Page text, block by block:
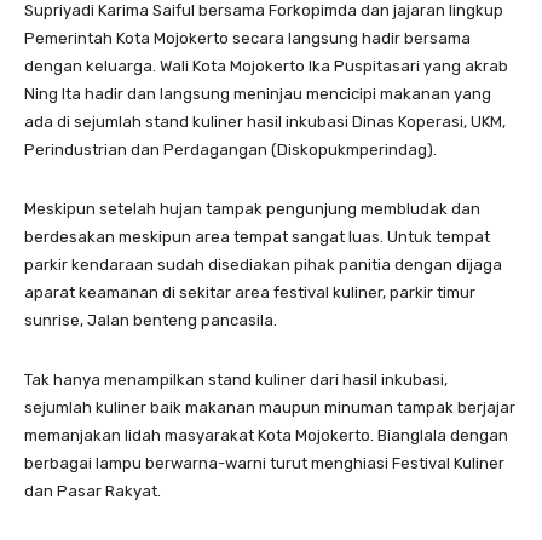
Supriyadi Karima Saiful bersama Forkopimda dan jajaran lingkup
Pemerintah Kota Mojokerto secara langsung hadir bersama
dengan keluarga. Wali Kota Mojokerto Ika Puspitasari yang akrab
Ning Ita hadir dan langsung meninjau mencicipi makanan yang
ada di sejumlah stand kuliner hasil inkubasi Dinas Koperasi, UKM,
Perindustrian dan Perdagangan (Diskopukmperindag).
Meskipun setelah hujan tampak pengunjung membludak dan
berdesakan meskipun area tempat sangat luas. Untuk tempat
parkir kendaraan sudah disediakan pihak panitia dengan dijaga
aparat keamanan di sekitar area festival kuliner, parkir timur
sunrise, Jalan benteng pancasila.
Tak hanya menampilkan stand kuliner dari hasil inkubasi,
sejumlah kuliner baik makanan maupun minuman tampak berjajar
memanjakan lidah masyarakat Kota Mojokerto. Bianglala dengan
berbagai lampu berwarna-warni turut menghiasi Festival Kuliner
dan Pasar Rakyat.